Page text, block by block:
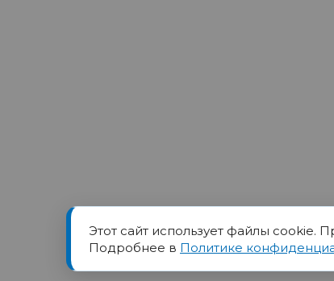
Товарный знак
Этот сайт использует файлы cookie.
Подробнее в Политике